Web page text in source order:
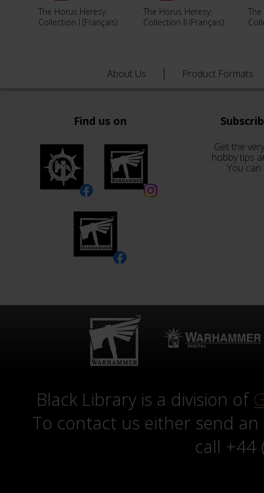
The Horus Heresy:
Collection I (Français)
The Horus Heresy:
Collection II (Français)
About Us Product Formats
Find us on
Get the
hobby tips
You
Black Library is a division of
To contact us either send
call +44